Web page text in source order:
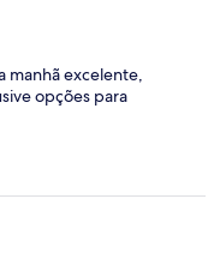
manhã excelente,
opções para